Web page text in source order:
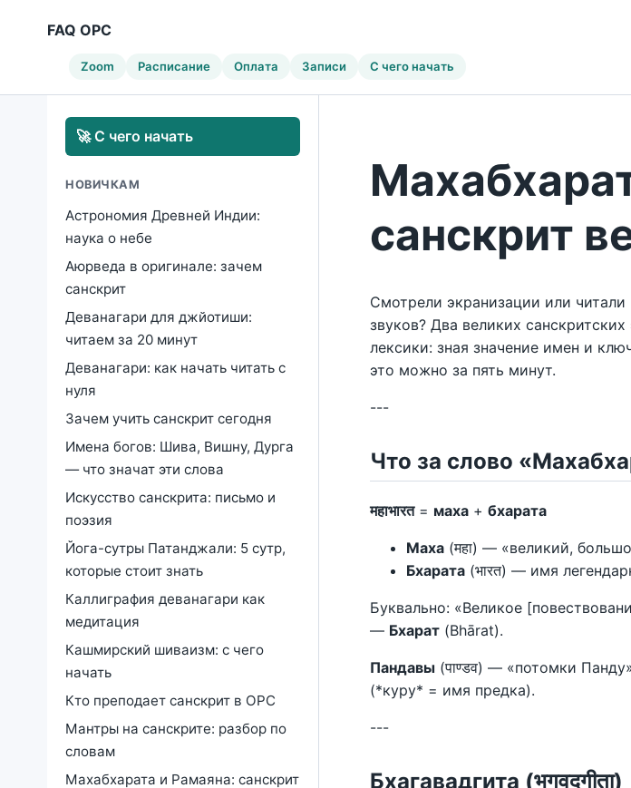
FAQ ОРС
Zoom Расписание Оплата Записи С чего начать
🚀 С чего начать
НОВИЧКАМ
Астрономия Древней Индии:
наука о небе
Аюрведа в оригинале: зачем
санскрит
Деванагари для джйотиши:
читаем за 20 минут
Деванагари: как начать читать с
нуля
Зачем учить санскрит сегодня
Имена богов: Шива, Вишну, Дурга
— что значат эти слова
Искусство санскрита: письмо и
поэзия
Йога-сутры Патанджали: 5 сутр,
которые стоит знать
Каллиграфия деванагари как
медитация
Кашмирский шиваизм: с чего
начать
Кто преподает санскрит в ОРС
Мантры на санскрите: разбор по
словам
Махабхарата и Рамаяна: санскрит
санскрит
Смотрели экранизации или
звуков? Два великих
лексики: зная значение имен и
это можно за пять минут.
---
Что за слово
महाभारत= маха + бхарата
Маха (महा) — «великий,
Бхарата (भारत) — имя
Буквально: «Великое
— Бхарат (Bhārat).
Пандавы (पाण्डव) — «потомки
(*куру* = имя предка).
---
Бхагавадгита (भगवद्गीता)